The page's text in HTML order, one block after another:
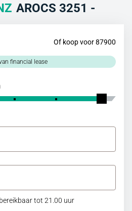
AROCS 3251 -
Of koop voor 87900
financial lease
tot 21.00 uur